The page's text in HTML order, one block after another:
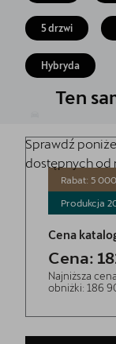
Serwis
Oryginalne
5 drzwi
Hybryda
Ten
Sprawdź
dostępnych od
Rabat: 5
Produkcja
Cena
Cena:
Najniższa
obniżki: 186